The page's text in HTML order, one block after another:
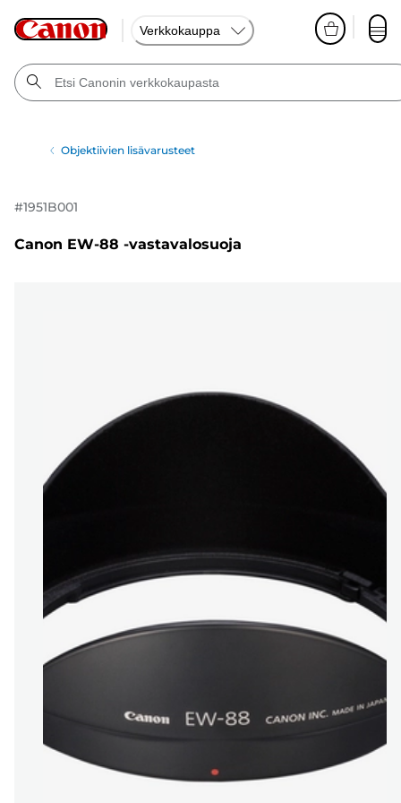
Verkkokauppa
Objektiivien lisävarusteet
#1951B001
Canon EW-88 -vastavalosuoja